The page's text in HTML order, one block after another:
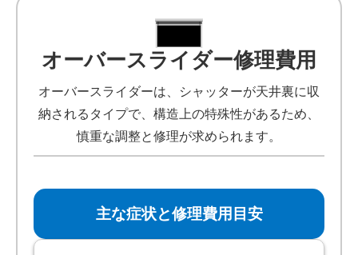
オーバースライダー修理費用
オーバースライダーは、シャッターが天井裏に収
納されるタイプで、構造上の特殊性があるため、
慎重な調整と修理が求められます。
主な症状と修理費用目安